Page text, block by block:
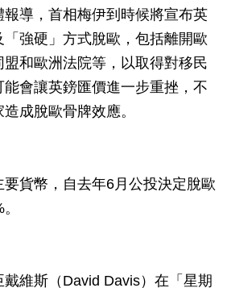
導，首相梅伊到時候將宣布英
「強硬」方式脫歐，包括離開歐
和歐洲法院等，以取得對移民
會讓英鎊匯價進一步重挫，不
成脫歐骨牌效應。
要貨幣，自去年6月公投決定脫歐
維斯（David Davis）在「星期